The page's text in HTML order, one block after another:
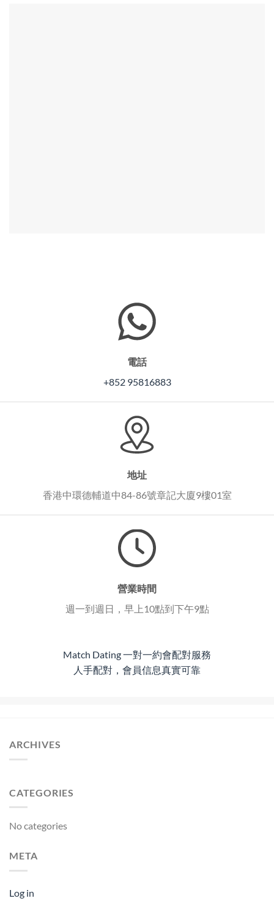
電話
+852 95816883
地址
香港中環德輔道中84-86號章記大廈9樓01室
營業時間
週一到週日，早上10點到下午9點
Match Dating 一對一約會配對服務
人手配對，會員信息真實可靠
ARCHIVES
CATEGORIES
No categories
META
Log in